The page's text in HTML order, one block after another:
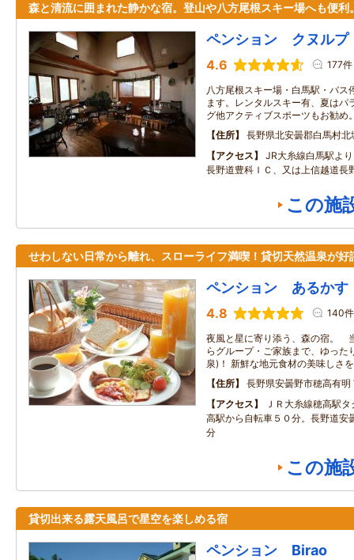
森と清流に囲まれた静かな宿。登山や八方尾根スキー場へも便利
ペンション クヌルプ
4.6 177件
八方尾根スキー場・白馬駅・バス
ます。レンタルスキー有、夏はパ
グ他アクティブスポーツもお勧め
住所
長野県北安曇郡白馬村北
アクセス
JR大糸線白馬駅よ
長野道豊科ＩＣ、又は上信越道長
この施
せわしない日常から離れ、スローライフ満喫！貸切天然温泉が好
ペンション あるかす
4.8 140件
夜風と星に寄り添う、森の宿。
らグループ・ご家族まで、ゆった
泉)！ 新鮮な地元食材の美味しさ
住所
長野県安曇野市穂高有明
アクセス
ＪＲ大糸線穂高駅
高駅から自転車５０分。長野道安
分
この施
貸切出来る露天風呂で星空を楽しめる宿
ペンション Birao